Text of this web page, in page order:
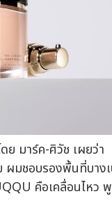
ย มาร์ค-ศิวัช เผยว่า
ผมชอบรองพื้นที่บาง
คือเคลื่อนไหว